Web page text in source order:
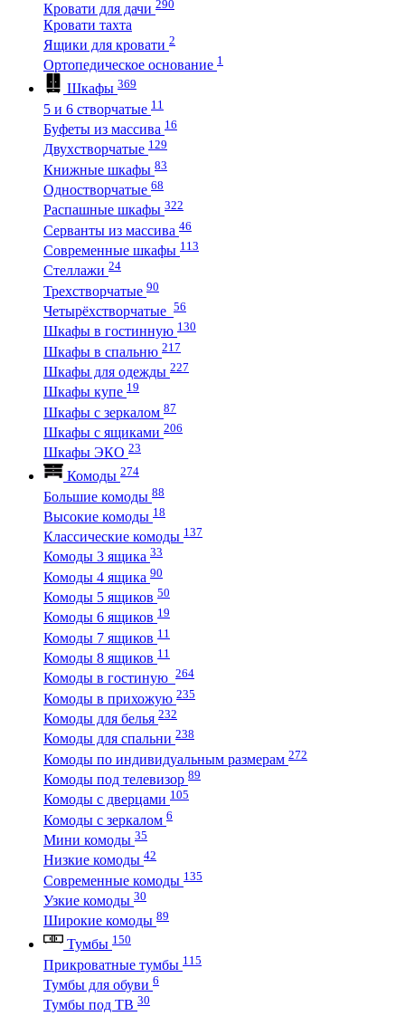
Кровати для дачи 290
Кровати тахта
Ящики для кровати 2
Ортопедическое основание 1
Шкафы 369
5 и 6 створчатые 11
Буфеты из массива 16
Двухстворчатые 129
Книжные шкафы 83
Одностворчатые 68
Распашные шкафы 322
Серванты из массива 46
Современные шкафы 113
Стеллажи 24
Трехстворчатые 90
Четырёхстворчатые 56
Шкафы в гостинную 130
Шкафы в спальню 217
Шкафы для одежды 227
Шкафы купе 19
Шкафы с зеркалом 87
Шкафы с ящиками 206
Шкафы ЭКО 23
Комоды 274
Большие комоды 88
Высокие комоды 18
Классические комоды 137
Комоды 3 ящика 33
Комоды 4 ящика 90
Комоды 5 ящиков 50
Комоды 6 ящиков 19
Комоды 7 ящиков 11
Комоды 8 ящиков 11
Комоды в гостиную 264
Комоды в прихожую 235
Комоды для белья 232
Комоды для спальни 238
Комоды по индивидуальным размерам 272
Комоды под телевизор 89
Комоды с дверцами 105
Комоды с зеркалом 6
Мини комоды 35
Низкие комоды 42
Современные комоды 135
Узкие комоды 30
Широкие комоды 89
Тумбы 150
Прикроватные тумбы 115
Тумбы для обуви 6
Тумбы под ТВ 30